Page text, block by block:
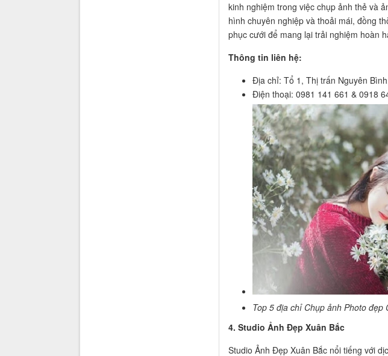
kinh nghiệm trong việc chụp ảnh thẻ và
hình chuyên nghiệp và thoải mái, đồng
phục cưới để mang lại trải nghiệm hoàn
Thông tin liên hệ:
Địa chỉ: Tổ 1, Thị trấn Nguyên
Điện thoại: 0981 141 661 & 0918
Top 5 địa chỉ Chụp ảnh Photo
4. Studio Ảnh Đẹp Xuân Bắc
Studio Ảnh Đẹp Xuân Bắc nổi tiếng với